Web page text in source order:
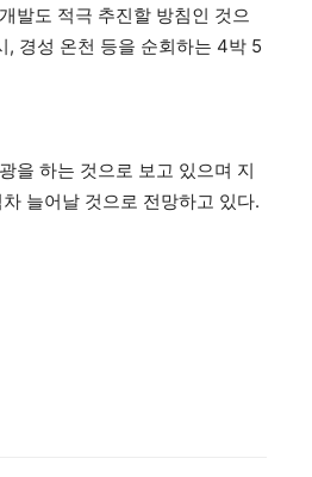
발도 적극 추진할 방침인 것으
, 경성 온천 등을 순회하는 4박 5
을 하는 것으로 보고 있으며 지
늘어날 것으로 전망하고 있다.